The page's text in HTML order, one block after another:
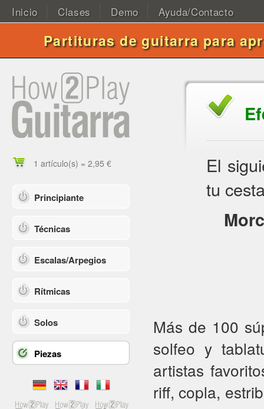
Inicio Clases Demo Ayuda/Contacto
Partituras de guitarra para
1 artículo(s) = 2,95 €
Principiante
Técnicas
Escalas/Arpegios
Rítmicas
Solos
Piezas
El
tu
Más de 100
solfeo y
artistas
riff, copla,